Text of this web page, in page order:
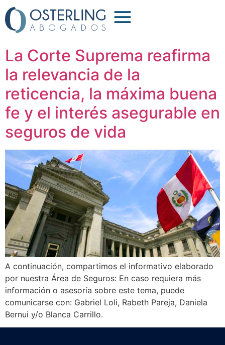
Etiqueta:buena fe
La Corte Suprema reafirma
la relevancia de la
reticencia, la máxima buena
fe y el interés asegurable en
seguros de vida
A continuación, compartimos el informativo elaborado
por nuestra Área de Seguros: En caso requiera más
información o asesoría sobre este tema, puede
comunicarse con: Gabriel Loli, Rabeth Pareja, Daniela
Bernui y/o Blanca Carrillo.